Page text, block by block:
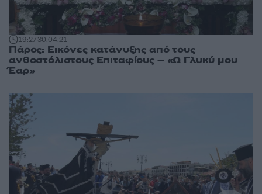
19:2730.04.21
Πάρος: Εικόνες κατάνυξης από τους
ανθοστόλιστους Επιταφίους – «Ω Γλυκύ μου
Έαρ»